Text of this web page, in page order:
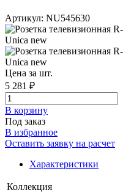
Артикул: NU545630
Цена за шт.
5 281 ₽
В корзинy
Под заказ
В избранное
Оставить заявку на расчет
Характеристики
Коллекция